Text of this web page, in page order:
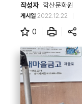
작성자 학산문화원
게시일 2022.12.22
0